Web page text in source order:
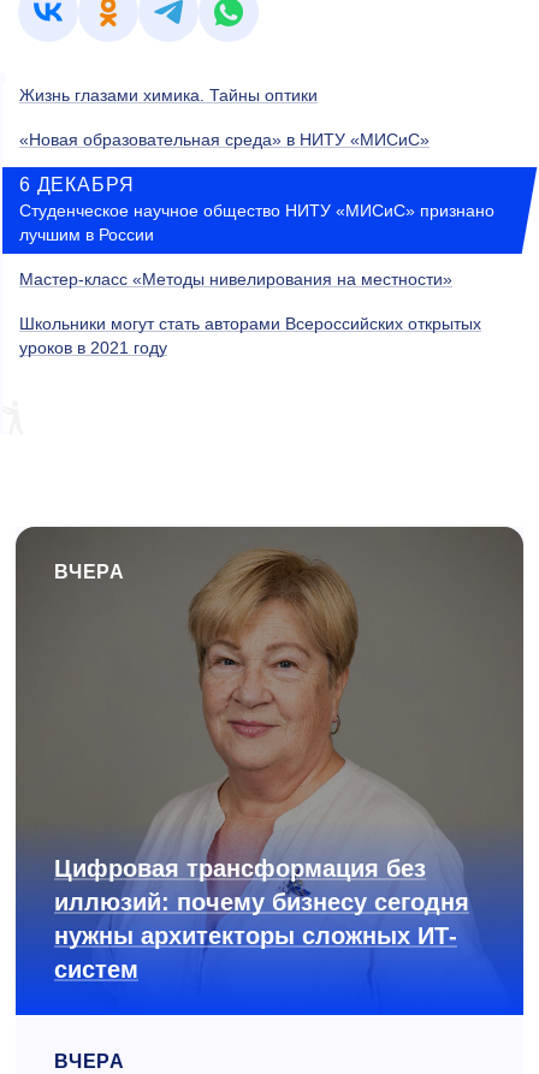
Жизнь глазами химика. Тайны оптики
«Новая образовательная среда» в НИТУ «МИСиС»
6 ДЕКАБРЯ
Студенческое научное общество НИТУ «МИСиС» признано
лучшим в России
Мастер-класс «Методы нивелирования на местности»
Школьники могут стать авторами Всероссийских открытых
уроков в 2021 году
ВЧЕРА
Цифровая трансформация без
иллюзий: почему бизнесу сегодня
нужны архитекторы сложных ИТ-
систем
ВЧЕРА